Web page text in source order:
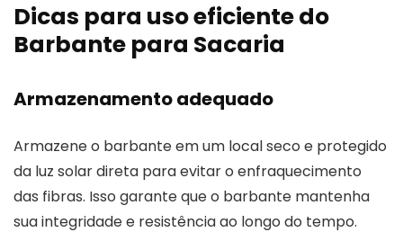
Dicas para uso eficiente do
Barbante para Sacaria
Armazenamento adequado
Armazene o barbante em um local seco e protegido
da luz solar direta para evitar o enfraquecimento
das fibras. Isso garante que o barbante mantenha
sua integridade e resistência ao longo do tempo.